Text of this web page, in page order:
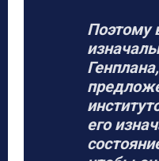
Поэтому
его